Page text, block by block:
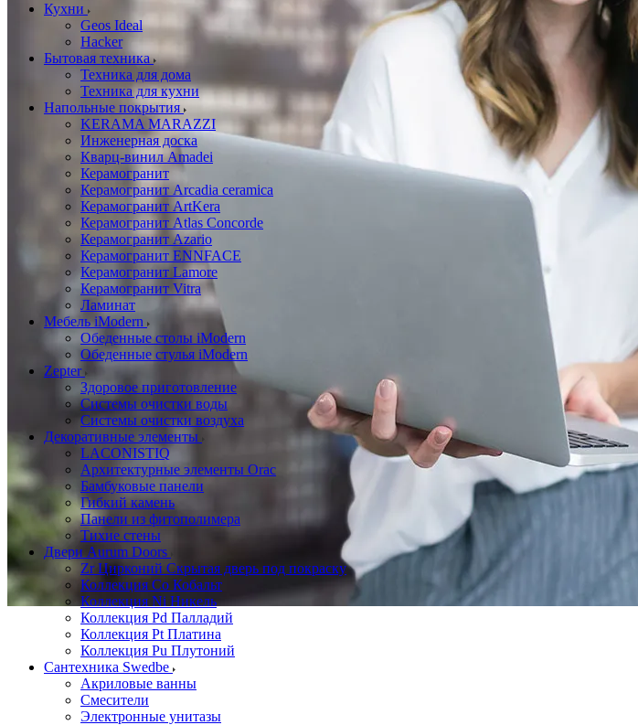
Кухни
Geos Ideal
Hacker
Бытовая техника
Техника для дома
Техника для кухни
Напольные покрытия
KERAMA MARAZZI
Инженерная доска
Кварц-винил Amadei
Керамогранит
Керамогранит Arcadia ceramica
Керамогранит ArtKera
Керамогранит Atlas Concorde
Керамогранит Azario
Керамогранит ENNFACE
Керамогранит Lamore
Керамогранит Vitra
Ламинат
Мебель iModern
Обеденные столы iModern
Обеденные стулья iModern
Zepter
Здоровое приготовление
Системы очистки воды
Системы очистки воздуха
Декоративные элементы
LACONISTIQ
Архитектурные элементы Orac
Бамбуковые панели
Гибкий камень
Панели из фитополимера
Тихие стены
Двери Aurum Doors
Zr Цирконий Скрытая дверь под покраску
Коллекция Co Кобальт
Коллекция Ni Никель
Коллекция Pd Палладий
Коллекция Pt Платина
Коллекция Pu Плутоний
Сантехника Swedbe
Акриловые ванны
Смесители
Электронные унитазы